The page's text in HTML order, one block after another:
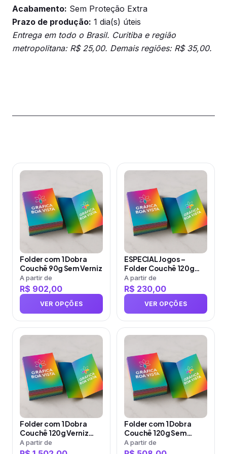
Acabamento: Sem Proteção Extra
Prazo de produção: 1 dia(s) úteis
Entrega em todo o Brasil. Curitiba e região
metropolitana: R$ 25,00. Demais regiões: R$ 35,00.
Folder com 1 Dobra
Couchê 90g Sem Verniz
A partir de
R$ 902,00
VER OPÇÕES
Este
produto
tem
várias
variantes.
opções
podem
ser
escolhidas
página
do
produto
ESPECIAL Jogos –
Folder Couchê 120g
Sem Verniz
A partir de
R$ 230,00
VER OPÇÕES
Este
produto
tem
várias
variantes.
opções
podem
ser
escolhidas
página
do
produto
Folder com 1 Dobra
Couchê 120g Verniz
Total Frente e Verso
A partir de
Este
produto
tem
várias
variantes.
opções
podem
ser
Folder com 1 Dobra
Couchê 120g Sem
Verniz
A partir de
Este
produto
tem
várias
variantes.
opções
podem
ser